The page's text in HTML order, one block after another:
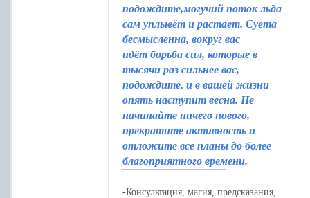
подождите,могучий поток льда
сам уплывёт и растает. Суета
бесмысленна, вокруг вас
идёт борьба сил, которые в
тысячи раз сильнее вас,
подождите, и в вашей жизни
опять наступит весна. Не
начинайте ничего нового,
прекратите активность и
отложите все планы до более
благоприятного времени.
-Консультация, магия, предсказания,